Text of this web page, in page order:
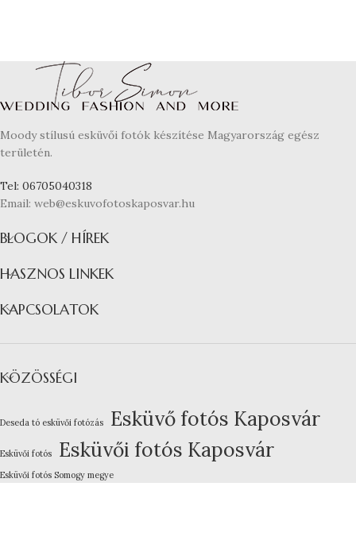
Moody stílusú esküvői fotók készítése Magyarország egész
területén.
Tel: 06705040318
Email: web@eskuvofotoskaposvar.hu
BLOGOK / HÍREK
HASZNOS LINKEK
KAPCSOLATOK
KÖZÖSSÉGI
Deseda tó esküvői fotózás Esküvő fotós Kaposvár
Esküvői fotós Esküvői fotós Kaposvár
Esküvői fotós Somogy megye